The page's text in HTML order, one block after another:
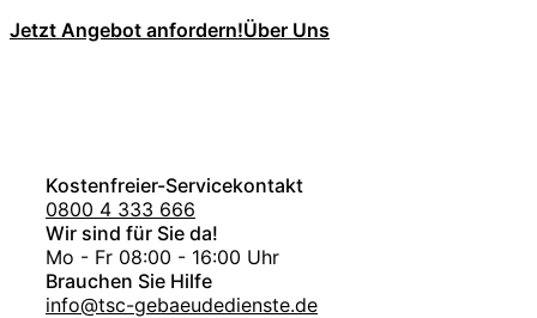
Jetzt Angebot anfordern!Über Uns
Kostenfreier-Servicekontakt
0800 4 333 666
Wir sind für Sie da!
Mo - Fr 08:00 - 16:00 Uhr
Brauchen Sie Hilfe
info@tsc-gebaeudedienste.de